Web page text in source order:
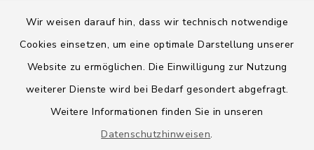
Wir weisen darauf hin, dass wir technisch notwendige
Cookies einsetzen, um eine optimale Darstellung unserer
Website zu ermöglichen. Die Einwilligung zur Nutzung
weiterer Dienste wird bei Bedarf gesondert abgefragt.
Weitere Informationen finden Sie in unseren
Datenschutzhinweisen.
Barrierefreiheit